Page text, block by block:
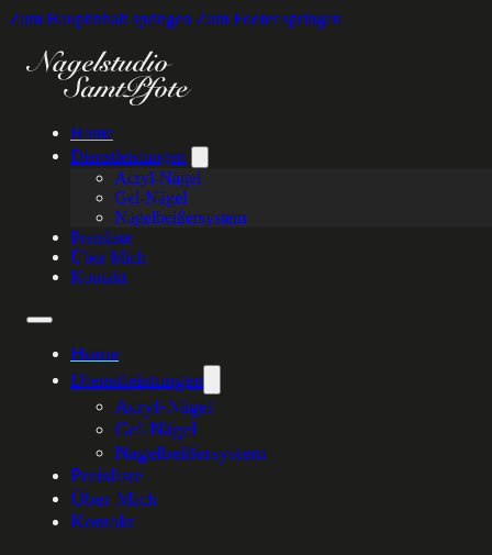
Zum Hauptinhalt springen Zum Footer springen
Home
Dienstleistungen
Acryl-Nägel
Gel-Nägel
Nagelbeißersystem
Preisliste
Über Mich
Kontakt
Home
Dienstleistungen
Acryl-Nägel
Gel-Nägel
Nagelbeißersystem
Preisliste
Über Mich
Kontakt